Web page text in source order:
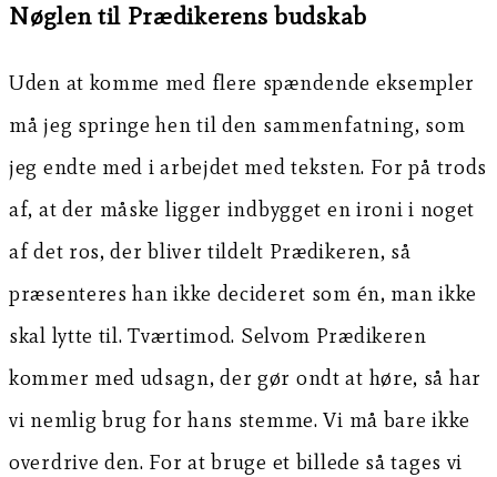
Nøglen til Prædikerens budskab
Uden at komme med flere spændende eksempler
må jeg springe hen til den sammenfatning, som
jeg endte med i arbejdet med teksten. For på trods
af, at der måske ligger indbygget en ironi i noget
af det ros, der bliver tildelt Prædikeren, så
præsenteres han ikke decideret som én, man ikke
skal lytte til. Tværtimod. Selvom Prædikeren
kommer med udsagn, der gør ondt at høre, så har
vi nemlig brug for hans stemme. Vi må bare ikke
overdrive den. For at bruge et billede så tages vi